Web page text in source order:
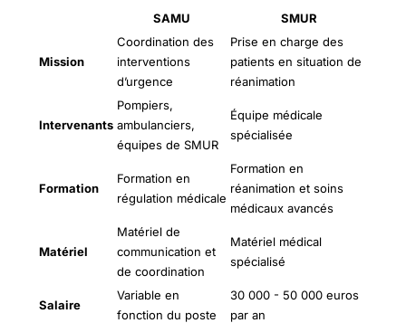
SAMU SMUR
Mission
Coordination des
interventions
d’urgence
Prise en charge des
patients en situation de
réanimation
Intervenants
Pompiers,
ambulanciers,
équipes de SMUR
Équipe médicale
spécialisée
Formation
Formation en
régulation médicale
Formation en
réanimation et soins
médicaux avancés
Matériel
Matériel de
communication et
de coordination
Matériel médical
spécialisé
Salaire
Variable en
fonction du poste
30 000 - 50 000 euros
par an